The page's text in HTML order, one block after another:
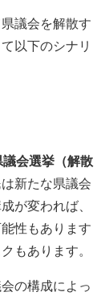
議会を解散す
以下のシナリ
会選挙（解散
は新たな県議会
が変われば、
性もあります
もあります。
の構成によっ